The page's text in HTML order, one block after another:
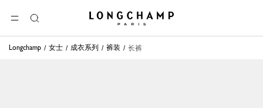
选单
搜
索
Longchamp - 主页
Longchamp 女士 成衣系列 裤装 长裤